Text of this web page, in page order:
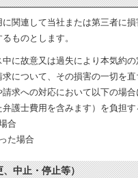
関連して当社または第三者に
ものとします。
に故意又は過失により本気約
について、その損害の一切を
求への対応において以下の場
護士費用を含みます）を負担
合
た場合
中止・停止等）